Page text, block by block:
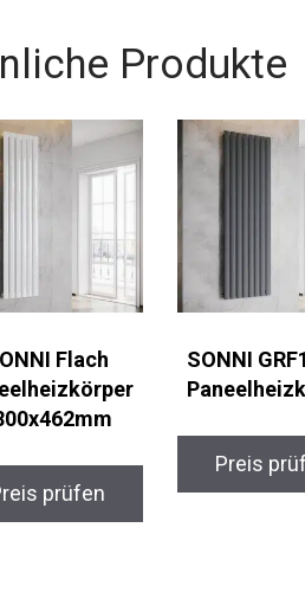
Produkte
Flach
prüfen
SONNI
Preis